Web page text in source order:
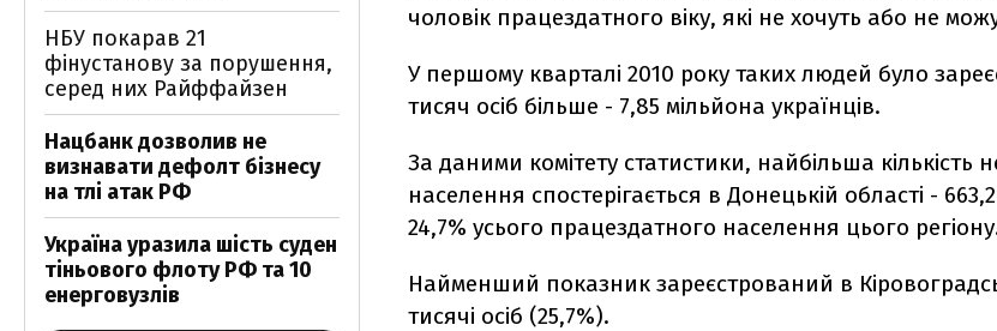
чоловік працездатного віку, які не хочуть або не
У першому кварталі 2010 року таких людей було
тисяч осіб більше - 7,85 мільйона українців.
За даними комітету статистики, найбільша кількість
населення спостерігається в Донецькій області -
24,7% усього працездатного населення цього
Найменший показник зареєстрований в
тисячі осіб (25,7%).
НБУ покарав 21
фінустанову за порушення,
серед них Райффайзен
Нацбанк дозволив не
визнавати дефолт бізнесу
на тлі атак РФ
Україна уразила шість суден
тіньового флоту РФ та 10
енерговузлів